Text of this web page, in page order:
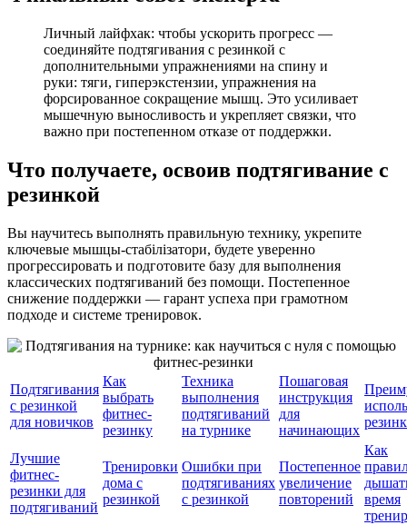
Личный лайфхак: чтобы ускорить прогресс —
соединяйте подтягивания с резинкой с
дополнительными упражнениями на спину и
руки: тяги, гиперэкстензии, упражнения на
форсированное сокращение мышц. Это усиливает
мышечную выносливость и укрепляет связки, что
важно при постепенном отказе от поддержки.
Что получаете, освоив подтягивание с
резинкой
Вы научитесь выполнять правильную технику, укрепите
ключевые мышцы-стабілізатори, будете уверенно
прогрессировать и подготовите базу для выполнения
классических подтягиваний без помощи. Постепенное
снижение поддержки — гарант успеха при грамотном
подходе и системе тренировок.
Подтягивания
с резинкой
для новичков
Как
выбрать
фитнес-
резинку
Техника
выполнения
подтягиваний
на турнике
Пошаговая
инструкция
для
начинающих
Лучшие
фитнес-
резинки для
подтягиваний
Тренировки
дома с
резинкой
Ошибки при
подтягиваниях
с резинкой
Постепенное
увеличение
повторений
Как
время